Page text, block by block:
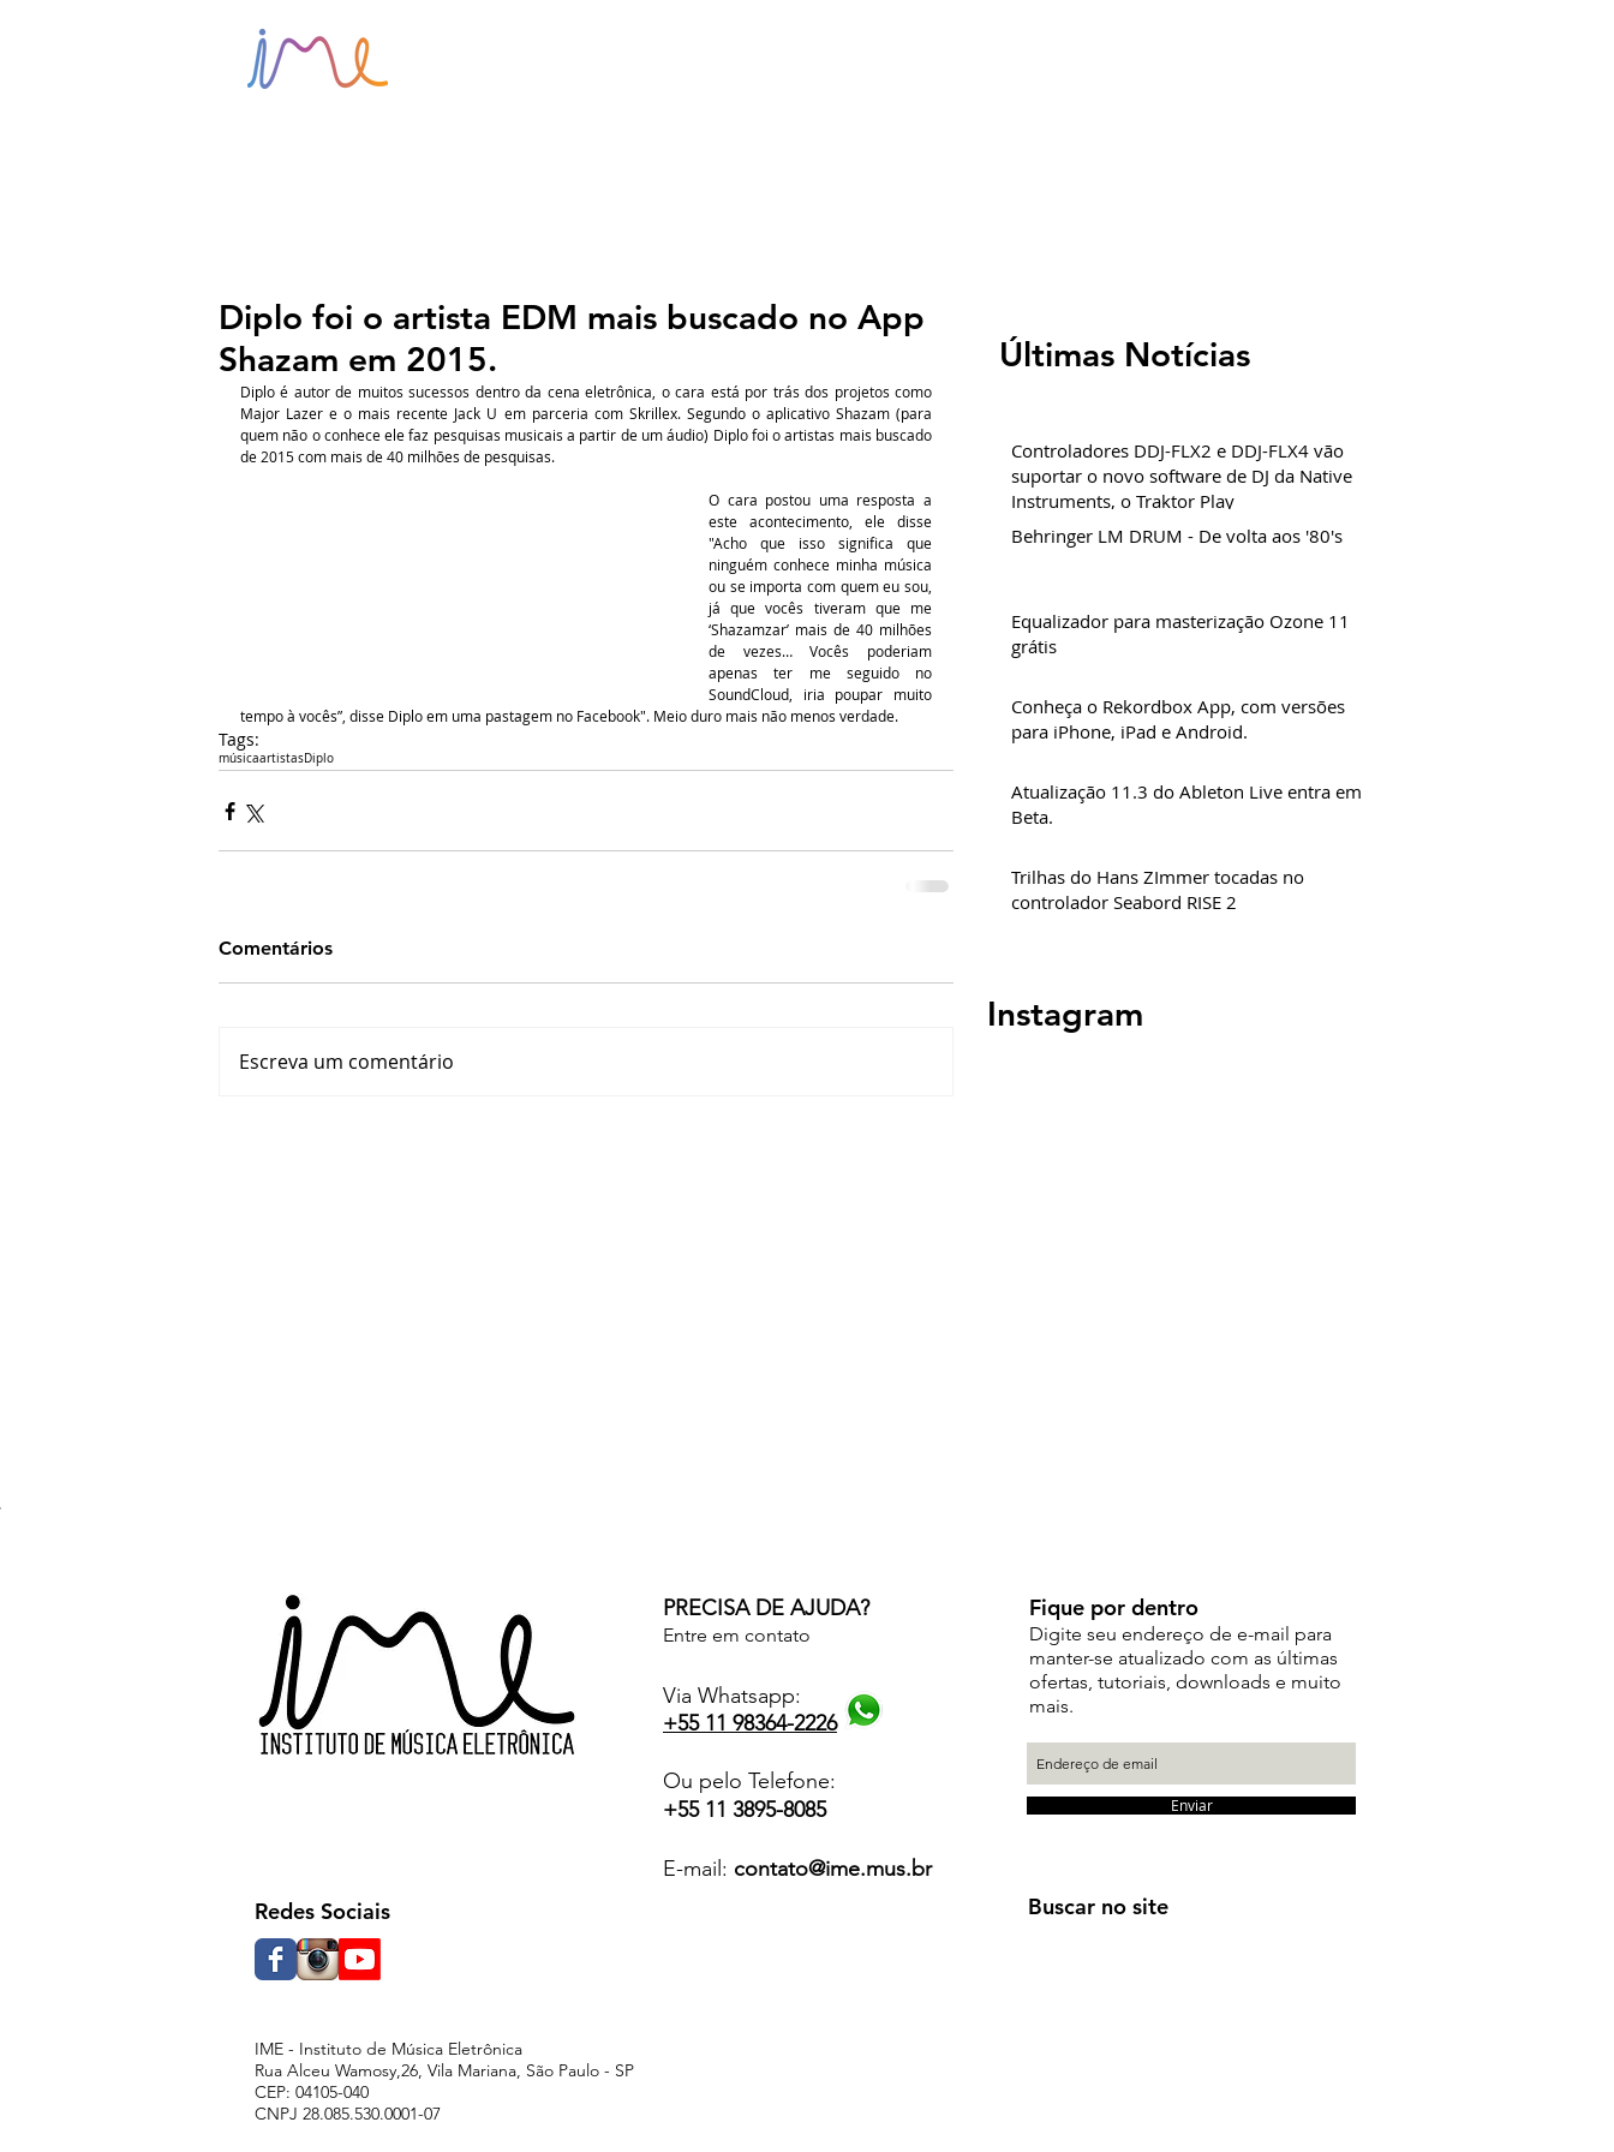
Diplo foi o artista EDM mais buscado no App
Shazam em 2015.
Diplo é autor de muitos sucessos dentro da cena eletrônica, o cara está por trás dos projetos como
Major Lazer e o mais recente Jack U em parceria com Skrillex. Segundo o aplicativo Shazam (para
quem não o conhece ele faz pesquisas musicais a partir de um áudio) Diplo foi o artistas mais buscado
de 2015 com mais de 40 milhões de pesquisas.
O cara postou uma resposta a
este acontecimento, ele disse
"Acho que isso significa que
ninguém conhece minha música
ou se importa com quem eu sou,
já que vocês tiveram que me
‘Shazamzar’ mais de 40 milhões
de vezes… Vocês poderiam
apenas ter me seguido no
SoundCloud, iria poupar muito
tempo à vocês”, disse Diplo em uma pastagem no Facebook". Meio duro mais não menos verdade.
Tags:
músicaartistasDiplo
Comentários
Escreva um comentário
Últimas Notícias
Controladores DDJ-FLX2 e DDJ-FLX4 vão
suportar o novo software de DJ da Native
Instruments, o Traktor Play
Behringer LM DRUM - De volta aos '80's
Equalizador para masterização Ozone 11
grátis
Conheça o Rekordbox App, com versões
para iPhone, iPad e Android.
Atualização 11.3 do Ableton Live entra em
Beta.
Trilhas do Hans ZImmer tocadas no
controlador Seabord RISE 2
Instagram
Redes Sociais
PRECISA DE AJUDA?
Entre em contato
Via Whatsapp:
+55 11 98364-2226
Ou pelo Telefone:
+55 11 3895-8085
E-mail: contato@ime.mus.br
Fique por dentro
Digite seu endereço de e-mail para
manter-se atualizado com as últimas
ofertas, tutoriais, downloads e muito
mais.
Enviar
Buscar no site
IME - Instituto de Música Eletrônica
Rua Alceu Wamosy,26, Vila Mariana, São Paulo - SP
CEP: 04105-040
CNPJ 28.085.530.0001-07